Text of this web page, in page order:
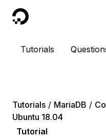
DigitalOcean
Tutorials
Tutorials MariaDB
Ubuntu 18.04
Tutorial